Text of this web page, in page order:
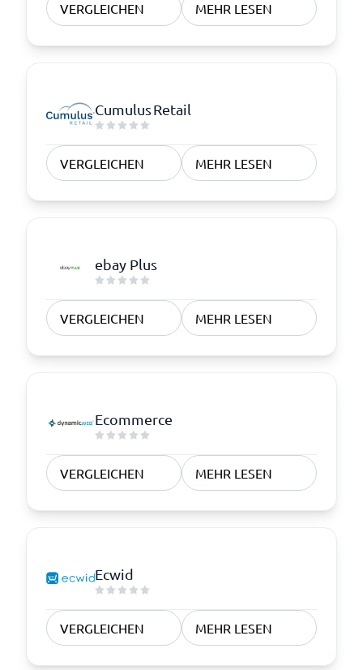
VERGLEICHEN MEHR LESEN
Cumulus Retail
VERGLEICHEN MEHR LESEN
ebay Plus
VERGLEICHEN MEHR LESEN
Ecommerce
VERGLEICHEN MEHR LESEN
Ecwid
VERGLEICHEN MEHR LESEN